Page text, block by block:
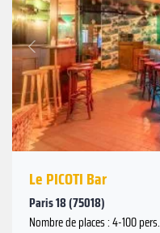
Précédent
Le PICOTI Bar
Paris 18 (75018)
Nombre de places : 4-100 pers.